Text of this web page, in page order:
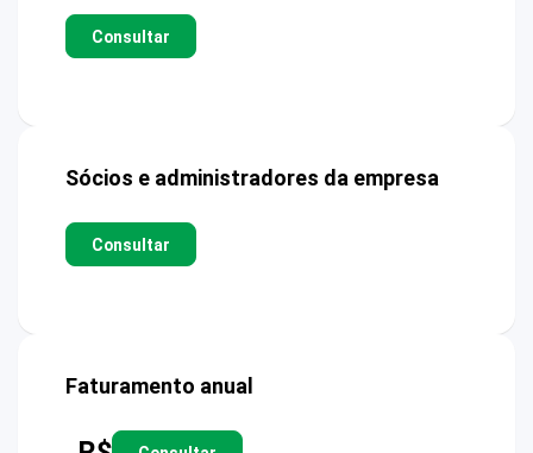
Consultar
Sócios e administradores da empresa
Consultar
Faturamento anual